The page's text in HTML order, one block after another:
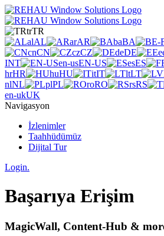
trTR
alAL arAR baBA
cnCN czCZ deDE
INT
en-usEN-US esES
hrHR huHU itIT ltLT
nlNL plPL roRO rsRS
en-ukUK
Navigasyon
İzlenimler
Taahhüdümüz
Dijital Tur
Login.
Başarıya Erişim
MagicWall, Content-Hub &